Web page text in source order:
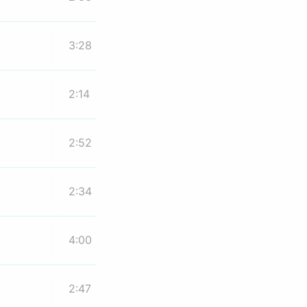
3:28
2:14
2:52
2:34
4:00
2:47